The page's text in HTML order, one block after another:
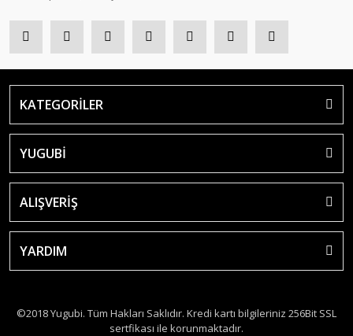
KATEGORİLER
YUGUBİ
ALIŞVERİŞ
YARDIM
©2018 Yugubi. Tüm Hakları Saklıdır. Kredi kartı bilgileriniz 256Bit SSL
sertfikası ile korunmaktadır.